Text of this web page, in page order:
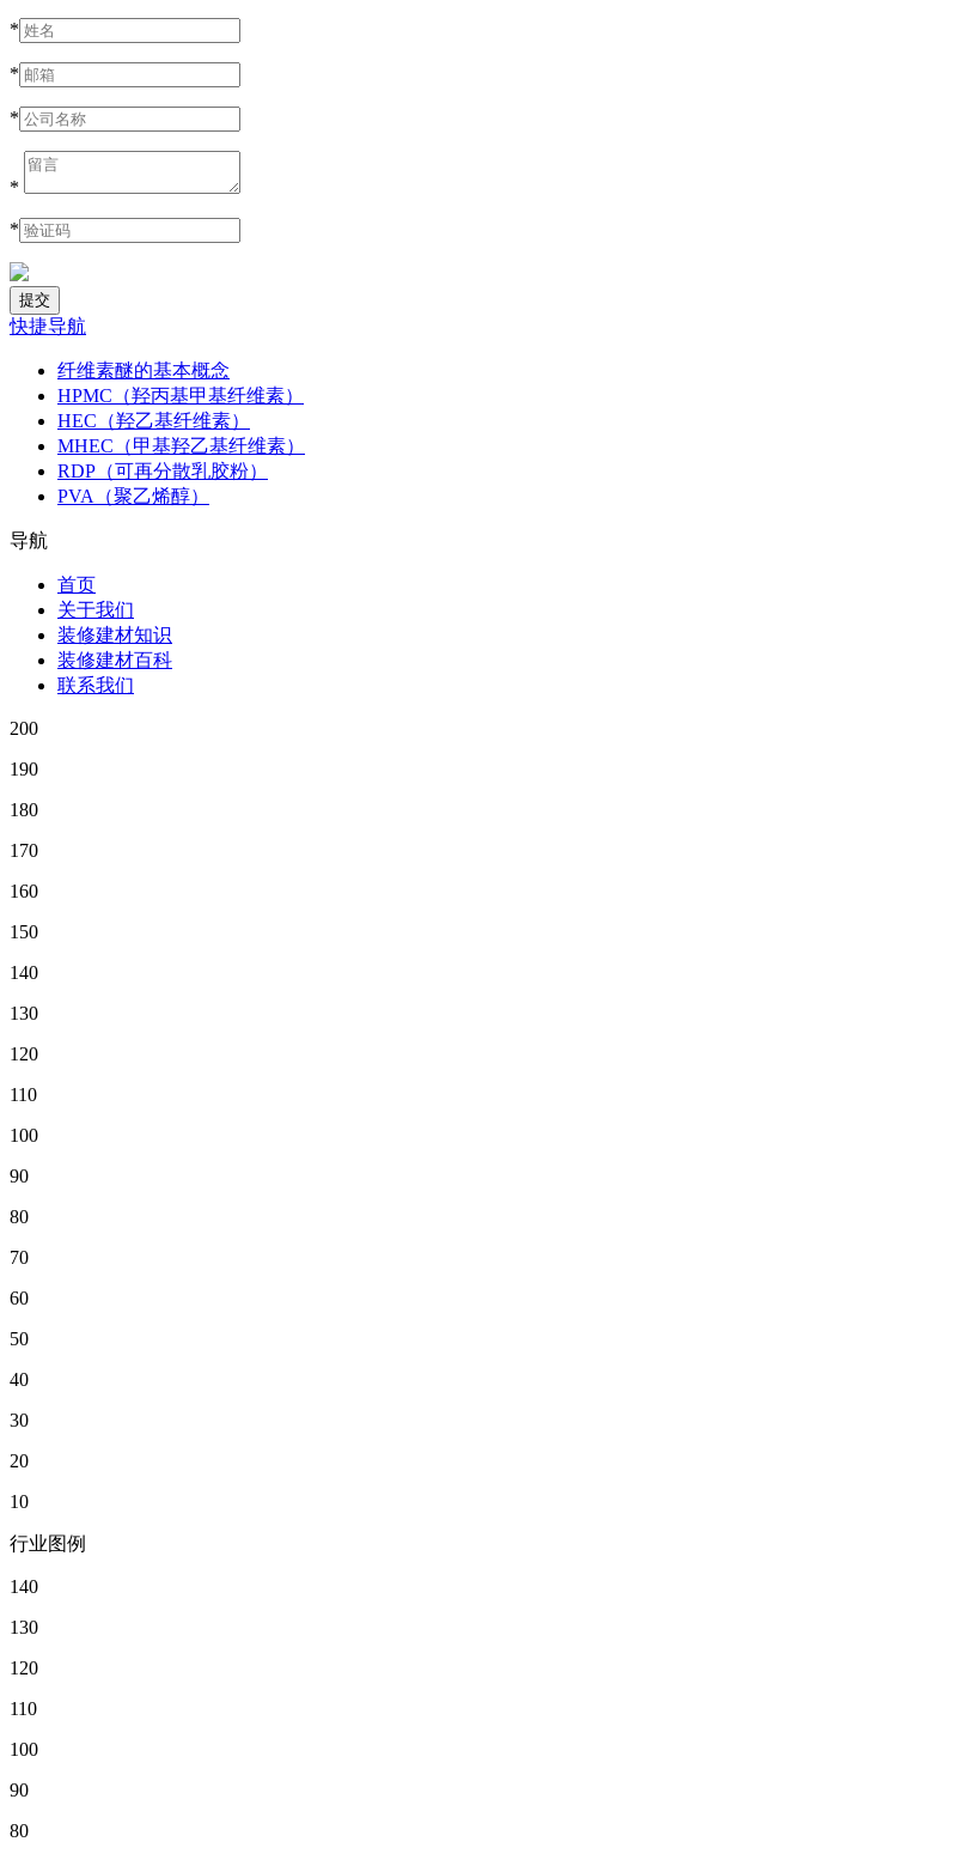
*
*
*
*
*
快捷导航
纤维素醚的基本概念
HPMC（羟丙基甲基纤维素）
HEC（羟乙基纤维素）
MHEC（甲基羟乙基纤维素）
RDP（可再分散乳胶粉）
PVA（聚乙烯醇）
导航
首页
关于我们
装修建材知识
装修建材百科
联系我们
200
190
180
170
160
150
140
130
120
110
100
90
80
70
60
50
40
30
20
10
行业图例
140
130
120
110
100
90
80